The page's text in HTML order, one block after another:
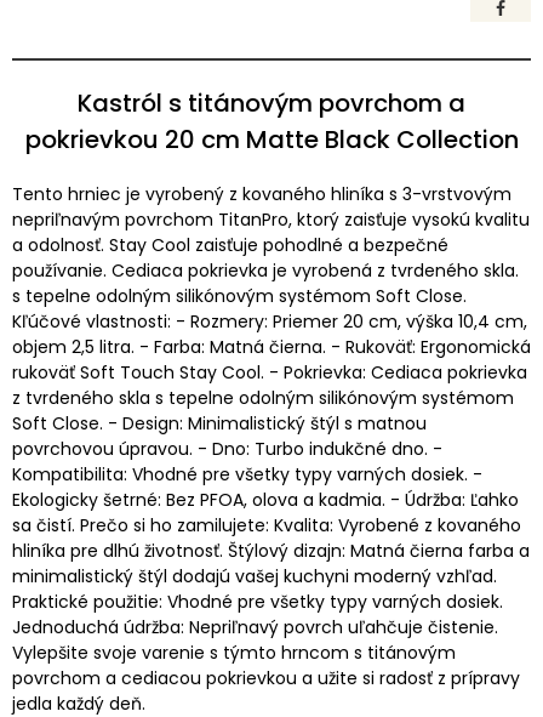
Kastról s titánovým povrchom a
pokrievkou 20 cm Matte Black Collection
Tento hrniec je vyrobený z kovaného hliníka s 3-vrstvovým
nepriľnavým povrchom TitanPro, ktorý zaisťuje vysokú kvalitu
a odolnosť. Stay Cool zaisťuje pohodlné a bezpečné
používanie. Cediaca pokrievka je vyrobená z tvrdeného skla.
s tepelne odolným silikónovým systémom Soft Close.
Kľúčové vlastnosti: - Rozmery: Priemer 20 cm, výška 10,4 cm,
objem 2,5 litra. - Farba: Matná čierna. - Rukoväť: Ergonomická
rukoväť Soft Touch Stay Cool. - Pokrievka: Cediaca pokrievka
z tvrdeného skla s tepelne odolným silikónovým systémom
Soft Close. - Design: Minimalistický štýl s matnou
povrchovou úpravou. - Dno: Turbo indukčné dno. -
Kompatibilita: Vhodné pre všetky typy varných dosiek. -
Ekologicky šetrné: Bez PFOA, olova a kadmia. - Údržba: Ľahko
sa čistí. Prečo si ho zamilujete: Kvalita: Vyrobené z kovaného
hliníka pre dlhú životnosť. Štýlový dizajn: Matná čierna farba a
minimalistický štýl dodajú vašej kuchyni moderný vzhľad.
Praktické použitie: Vhodné pre všetky typy varných dosiek.
Jednoduchá údržba: Nepriľnavý povrch uľahčuje čistenie.
Vylepšite svoje varenie s týmto hrncom s titánovým
povrchom a cediacou pokrievkou a užite si radosť z prípravy
jedla každý deň.